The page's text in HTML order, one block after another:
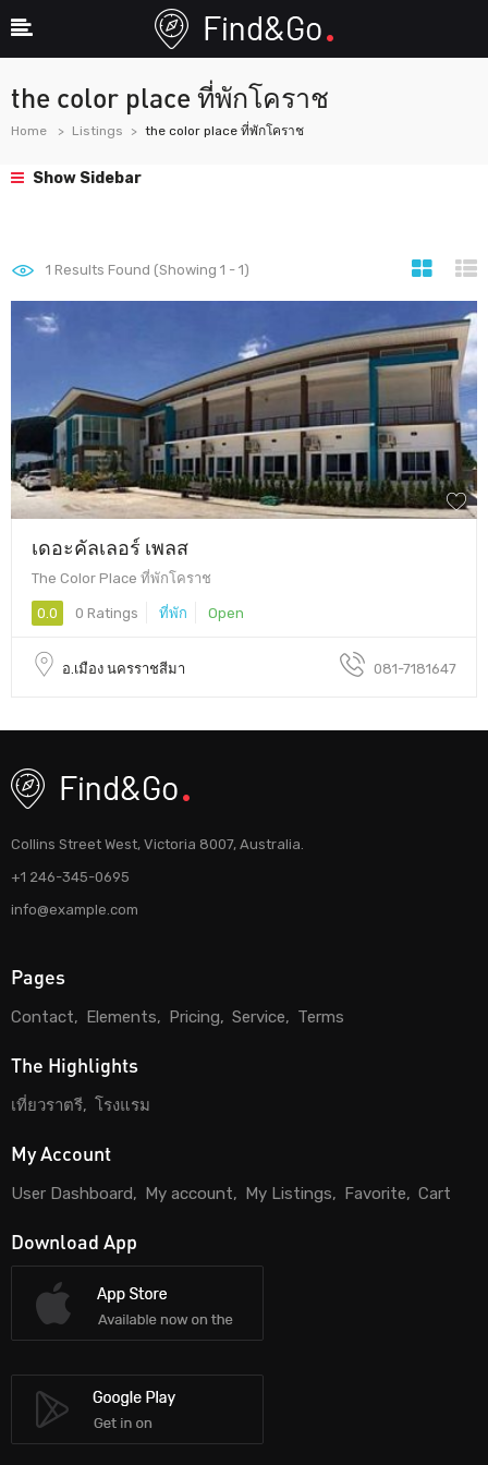
the color place ที่พักโคราช
Home Listings the color place ที่พักโคราช
Show Sidebar
1 Results Found (Showing 1 - 1)
เดอะคัลเลอร์ เพลส
The Color Place ที่พักโคราช
0.0 0 Ratings ที่พัก Open
อ.เมือง นครราชสีมา 081-7181647
Collins Street West, Victoria 8007, Australia.
+1 246-345-0695
info@example.com
Pages
Contact Elements Pricing Service Terms
The Highlights
เที่ยวราตรี โรงแรม
My Account
User Dashboard My account My Listings Favorite Cart
Download App